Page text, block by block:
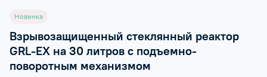
Новинка
Взрывозащищенный стеклянный реактор
GRL-EX на 30 литров с подъемно-
поворотным механизмом